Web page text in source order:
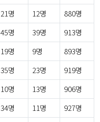
21명 12명
880명
45명 39명
913명
19명 9명
893명
35명 23명
919명
10명 13명
906명
34명 11명
927명